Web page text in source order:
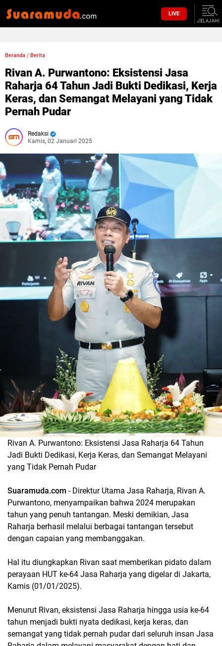
LIVE
JELAJAHI
Beranda / Berita
Rivan A. Purwantono: Eksistensi Jasa
Raharja 64 Tahun Jadi Bukti Dedikasi, Kerja
Keras, dan Semangat Melayani yang Tidak
Pernah Pudar
Redaksi
Kamis, 02 Januari 2025
Rivan A. Purwantono: Eksistensi Jasa Raharja 64 Tahun
Jadi Bukti Dedikasi, Kerja Keras, dan Semangat Melayani
yang Tidak Pernah Pudar
Suaramuda.com - Direktur Utama Jasa Raharja, Rivan A.
Purwantono, menyampaikan bahwa 2024 merupakan
tahun yang penuh tantangan. Meski demikian, Jasa
Raharja berhasil melalui berbagai tantangan tersebut
dengan capaian yang membanggakan.
Hal itu diungkapkan Rivan saat memberikan pidato dalam
perayaan HUT ke-64 Jasa Raharja yang digelar di Jakarta,
Kamis (01/01/2025).
Menurut Rivan, eksistensi Jasa Raharja hingga usia ke-64
tahun menjadi bukti nyata dedikasi, kerja keras, dan
semangat yang tidak pernah pudar dari seluruh insan Jasa